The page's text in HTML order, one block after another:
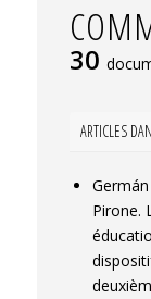
30
ARTICLES
Pirone.